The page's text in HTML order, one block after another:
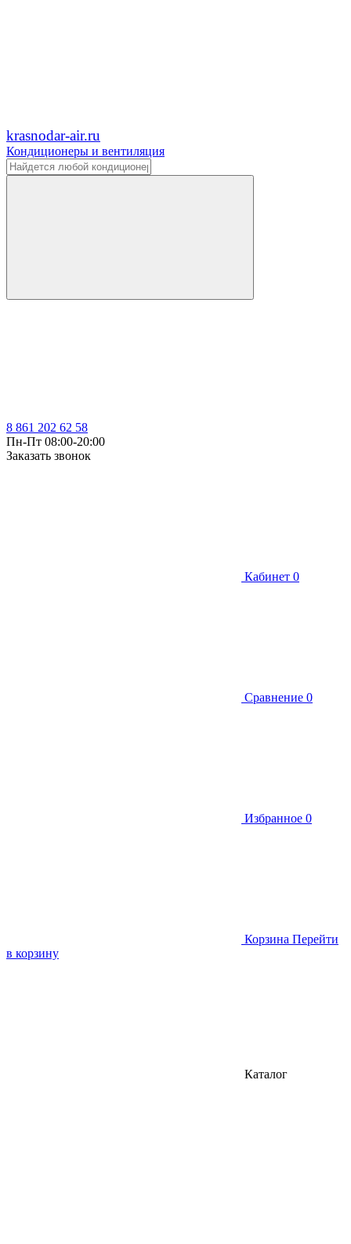
krasnodar-air.ru
Кондиционеры и вентиляция
8 861 202 62 58
Пн-Пт 08:00-20:00
Заказать звонок
Кабинет 0
Сравнение 0
Избранное 0
Корзина Перейти
в корзину
Каталог